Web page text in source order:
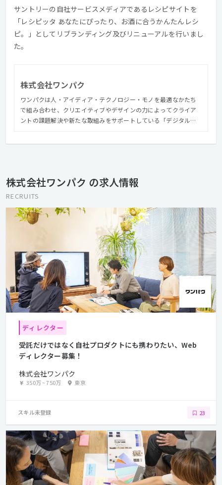
サントリーの自社サービスメディアであるレシピサイトを
「レシピッタ あなたにぴったり、お酒に合うかんたんレシ
ピ。」としてリブランディング及びリニューアルを行いまし
た。
株式会社ワンパク
ワンパクは人・アイディア・テクノロジー・モノを最適なかたち
で組み合わせ、クリエイティブやデザインの力によってクライア
ントの課題解決や新たな取組みをサポートしている「デジタル・
のメンバーは感性豊かで、色々なコトに興味を抱き、自らの判断
で行動し、元気良く、いつも前向き、みんなで協力し合う。よく仕
しています。
株式会社ワンパク の求人情報
RECRUITS
ディレクター
受託だけではなく自社プロダクトにも携わりたい、Web
ディレクター募集！
株式会社ワンパク
350万~750万 東京
スキル未登録 23